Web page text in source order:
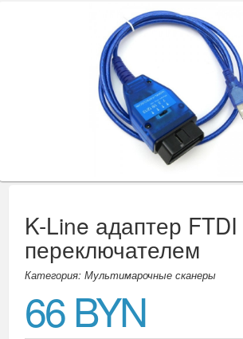
K-Line адаптер FTDI
переключателем
Категория: Мультимарочные сканеры
66 BYN